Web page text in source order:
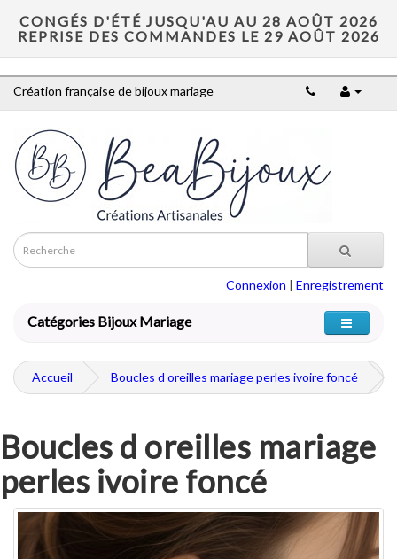
CONGÉS D'ÉTÉ JUSQU'AU AU 28 AOÛT 2026
REPRISE DES COMMANDES LE 29 AOÛT 2026
Création française de bijoux mariage
Connexion | Enregistrement
Catégories Bijoux Mariage
Accueil Boucles d oreilles mariage perles ivoire foncé
Boucles d oreilles mariage
perles ivoire foncé